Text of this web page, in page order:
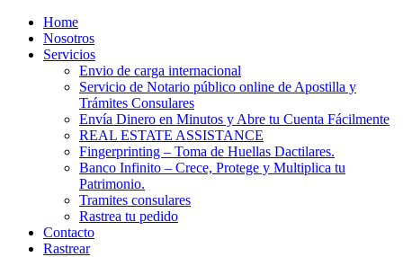
Home
Nosotros
Servicios
Envio de carga internacional
Servicio de Notario público online de Apostilla y
Trámites Consulares
Envía Dinero en Minutos y Abre tu Cuenta Fácilmente
REAL ESTATE ASSISTANCE
Fingerprinting – Toma de Huellas Dactilares.
Banco Infinito – Crece, Protege y Multiplica tu
Patrimonio.
Tramites consulares
Rastrea tu pedido
Contacto
Rastrear